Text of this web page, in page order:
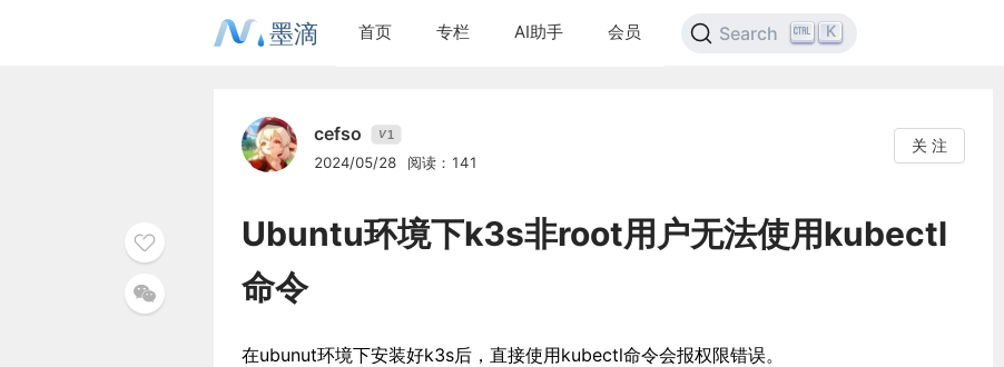
墨滴 首页 专栏 AI助手 会员 Search K
cefso V1
2024/05/28 阅读：141
关 注
Ubuntu环境下k3s非root用户无法使用kubectl
命令
在ubunut环境下安装好k3s后，直接使用kubectl命令会报权限错误。